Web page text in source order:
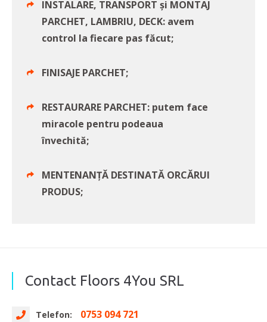
INSTALARE, TRANSPORT și MONTAJ
PARCHET, LAMBRIU, DECK: avem
control la fiecare pas făcut;
FINISAJE PARCHET;
RESTAURARE PARCHET: putem face
miracole pentru podeaua
învechită;
MENTENANŢĂ DESTINATĂ ORCĂRUI
PRODUS;
Contact Floors 4You SRL
Telefon: 0753 094 721